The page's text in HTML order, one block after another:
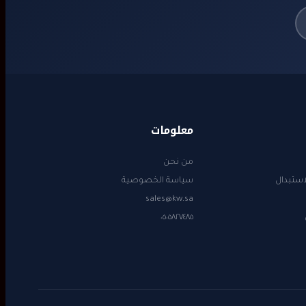
معلومات
من نحن
سياسة الخصوصية
sales@kw.sa
٠٥٠٥٨٢٧٤٨٥